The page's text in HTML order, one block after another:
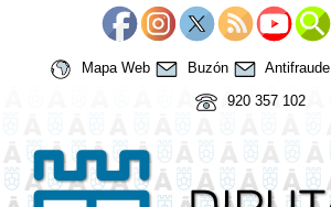
Mapa Web Buzón Antifraude
920 357 102